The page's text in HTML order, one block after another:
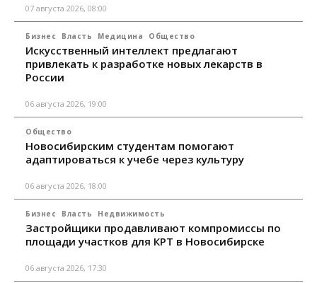
07 августа 2026, 08:00
Бизнес Власть Медицина Общество
Искусственный интеллект предлагают
привлекать к разработке новых лекарств в
России
06 августа 2026, 19:00
Общество
Новосибирским студентам помогают
адаптироваться к учебе через культуру
06 августа 2026, 18:00
Бизнес Власть Недвижимость
Застройщики продавливают компромиссы по
площади участков для КРТ в Новосибирске
06 августа 2026, 17:30